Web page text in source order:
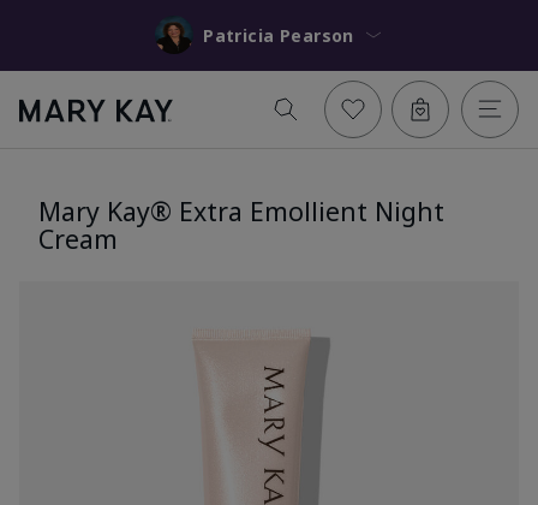
Patricia Pearson
Mary Kay® Extra Emollient Night
Cream